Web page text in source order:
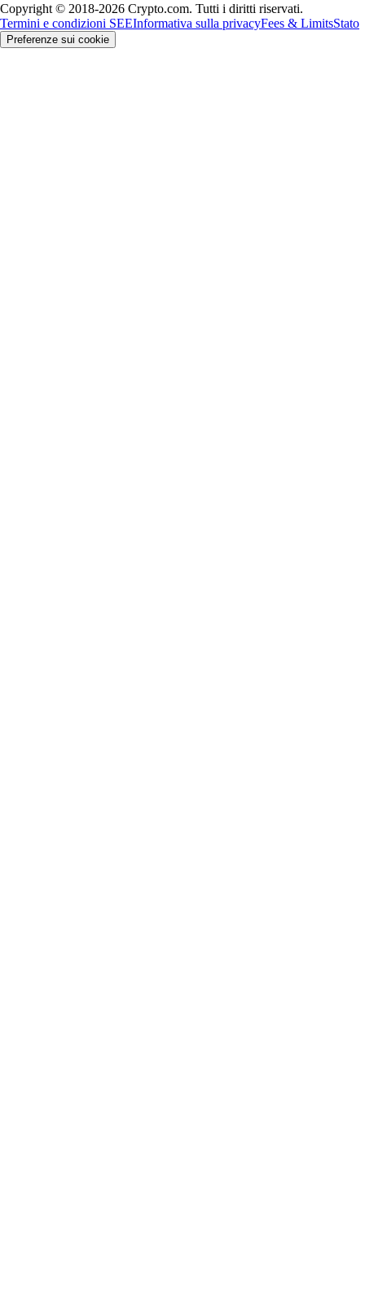
Copyright © 2018-2026 Crypto.com. Tutti i diritti riservati.
Termini e condizioni SEEInformativa sulla privacyFees & LimitsStato
Preferenze sui cookie